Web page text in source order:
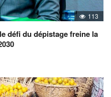
113
défi du dépistage freine la